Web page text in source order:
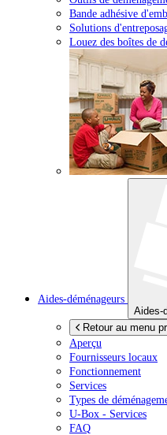
Bande adhésive
Solutions
Louez des boîtes de
Aides-déménageurs
Aides-
Retour au menu
Aperçu
Fournisseurs locaux
Fonctionnement
Services
Types de
U-Box - Services
FAQ